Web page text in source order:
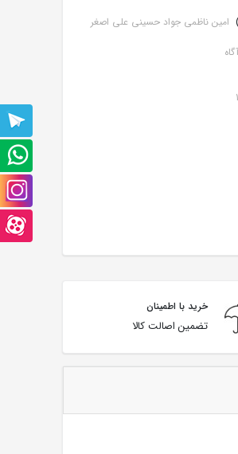
امین ناظمی جواد حسینی علی اصغر
خرید با اطمینان
تضمین اصالت کالا
پشتیبانی
تلگرام
پشتیبانی
واتس
آپ
صفحه
اینستاگرام
صفحه